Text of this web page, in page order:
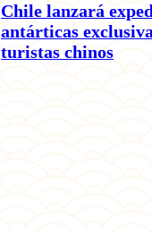
Chile lanzará
antárticas
turistas chinos